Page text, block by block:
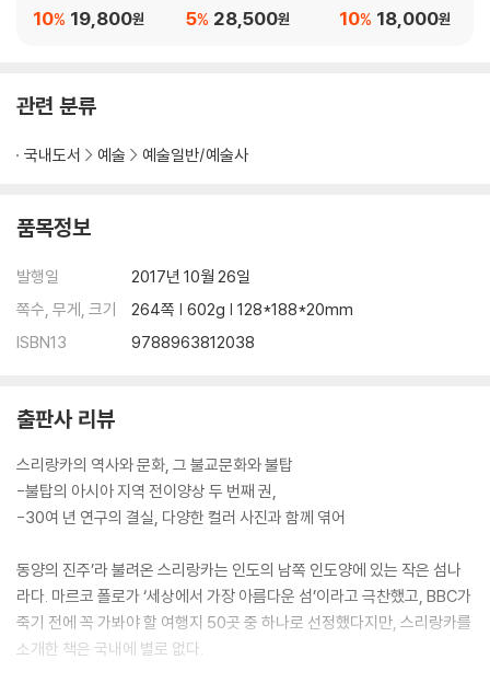
두 번째 수도 폴로나루와 고대도시
담블라 황금석굴사원
(Golden Dambulla Rock Temple)?183
중세 왕도 캔디(Kandy)와 불치사佛齒寺
(Sri Dalada Maligawa)?198
(MATALE & Aluvihara Cave Temple)?204
(Wellawaya & Buduruvagala)?206
부처의 세 번째 방문지 켈라니야의
스리랑카 불탑의 출현과 초기형식?212
스리랑카 돔 형식 불탑의 구성요소?216
불탑 주변의 시설?221
스리랑카 불탑의 유형?225
제7장 스리랑카의 주요 도시
콜롬보(Colombo)?234
캘라니야(Kelaniya)?241
19,800원
10% 28,500원
5% 18,000원
10%
관련 분류
국내도서 예술 예술일반/예술사
품목정보
발행일
2017년 10월 26일
쪽수, 무게, 크기
264쪽 | 602g | 128*188*20mm
ISBN13
9788963812038
출판사 리뷰
스리랑카의 역사와 문화, 그 불교문화와 불탑
-불탑의 아시아 지역 전이양상 두 번째 권,
-30여 년 연구의 결실, 다양한 컬러 사진과 함께 엮어
동양의 진주’라 불려온 스리랑카는 인도의 남쪽 인도양에 있는 작은 섬나
라다. 마르코 폴로가 ‘세상에서 가장 아름다운 섬’이라고 극찬했고, BBC가
죽기 전에 꼭 가봐야 할 여행지 50곳 중 하나로 선정했다지만, 스리랑카를
소개한 책은 국내에 별로 없다.